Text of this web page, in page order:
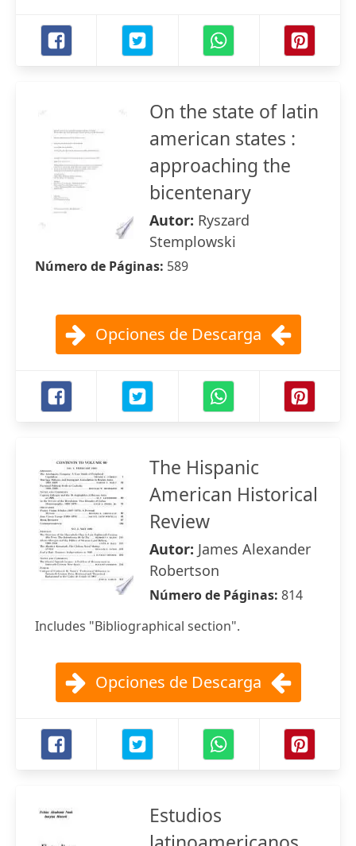
On the state of latin
american states :
approaching the
bicentenary
Autor: Ryszard
Stemplowski
Número de Páginas: 589
Opciones de Descarga
The Hispanic
American Historical
Review
Autor: James Alexander
Robertson
Número de Páginas: 814
Includes "Bibliographical section".
Opciones de Descarga
Estudios